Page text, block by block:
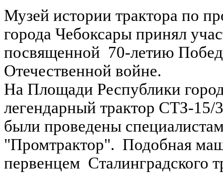
Музей истории трактора по
города Чебоксары принял
посвященной 70-летию
Отечественной войне.
На Площади Республики
легендарный трактор СТЗ-15/
были проведены
"Промтрактор". Подобная
первенцем Сталинградского